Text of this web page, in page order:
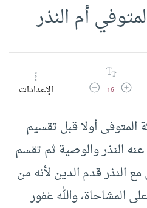
أم النذر
زيادة حجم الخط
16 تقليل حجم الخطالإعدادات
أولا قبل تقسيم
النذر والوصية ثم تقسم
النذر قدم الدين لأنه من
المشاحاة، والله غفور